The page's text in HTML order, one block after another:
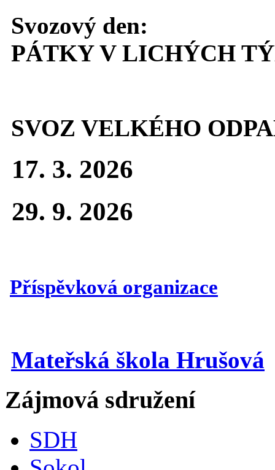
Svozový den:
PÁTKY V LICHÝCH
SVOZ VELKÉHO
17. 3. 2026
29. 9. 2026
Příspěvková organizace
Mateřská škola Hrušová
Zájmová sdružení
SDH